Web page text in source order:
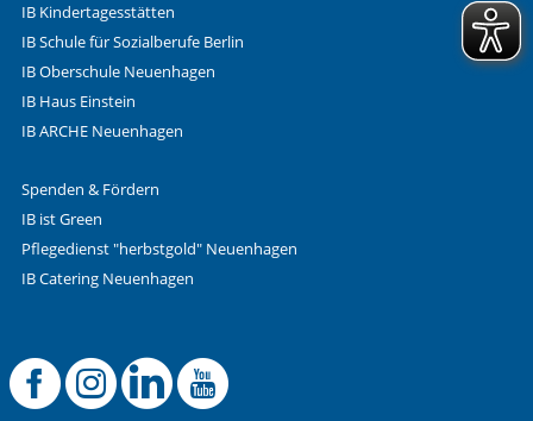
IB Kindertagesstätten
IB Schule für Sozialberufe Berlin
IB Oberschule Neuenhagen
IB Haus Einstein
IB ARCHE Neuenhagen
Spenden & Fördern
IB ist Green
Pflegedienst "herbstgold" Neuenhagen
IB Catering Neuenhagen
Offizielle
Offizielle
Offizielle